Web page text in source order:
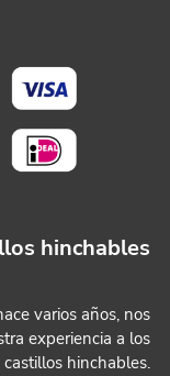
hinchables
varios años, nos
experiencia a los
hinchables.